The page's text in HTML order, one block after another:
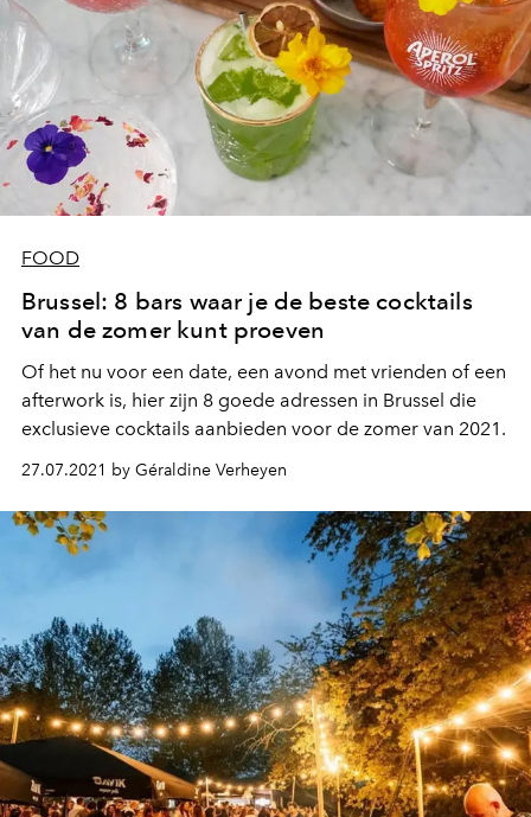
FOOD
Brussel: 8 bars waar je de beste cocktails
van de zomer kunt proeven
Of het nu voor een date, een avond met vrienden of een
afterwork is, hier zijn 8 goede adressen in Brussel die
exclusieve cocktails aanbieden voor de zomer van 2021.
27.07.2021 by Géraldine Verheyen